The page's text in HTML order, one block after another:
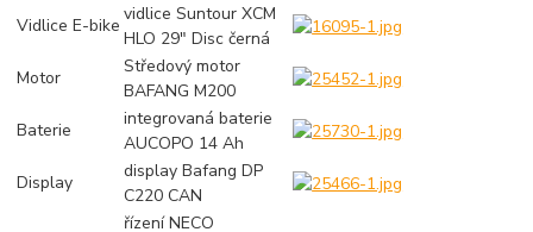
Vidlice E-bike
vidlice Suntour XCM
HLO 29" Disc černá
Motor
Středový motor
BAFANG M200
Baterie
integrovaná baterie
AUCOPO 14 Ah
Display
display Bafang DP
C220 CAN
řízení NECO